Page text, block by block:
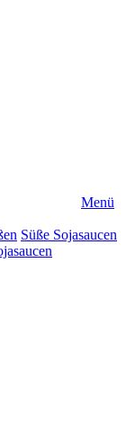
Menü
Süße Sojasaucen